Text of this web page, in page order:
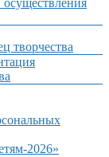
осуществления
творчества
2026»